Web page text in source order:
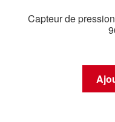
Capteur de